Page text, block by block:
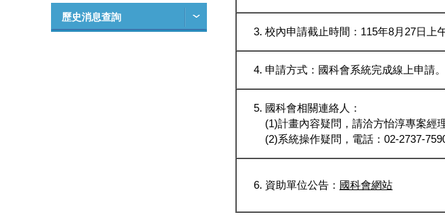
歷史消息查詢
校內申請截止時間：115年8月27日上
申請方式：國科會系統完成線上申請。
國科會相關連絡人：
(1)計畫內容疑問，請洽方怡淳專案經
(2)系統操作疑問，電話：02-2737-
資助單位公告： 國科會網站